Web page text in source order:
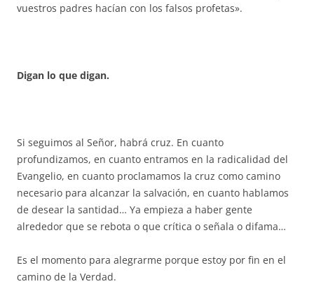
vuestros padres hacían con los falsos profetas».
Digan lo que digan.
Si seguimos al Señor, habrá cruz. En cuanto
profundizamos, en cuanto entramos en la radicalidad del
Evangelio, en cuanto proclamamos la cruz como camino
necesario para alcanzar la salvación, en cuanto hablamos
de desear la santidad… Ya empieza a haber gente
alrededor que se rebota o que crítica o señala o difama…
Es el momento para alegrarme porque estoy por fin en el
camino de la Verdad.